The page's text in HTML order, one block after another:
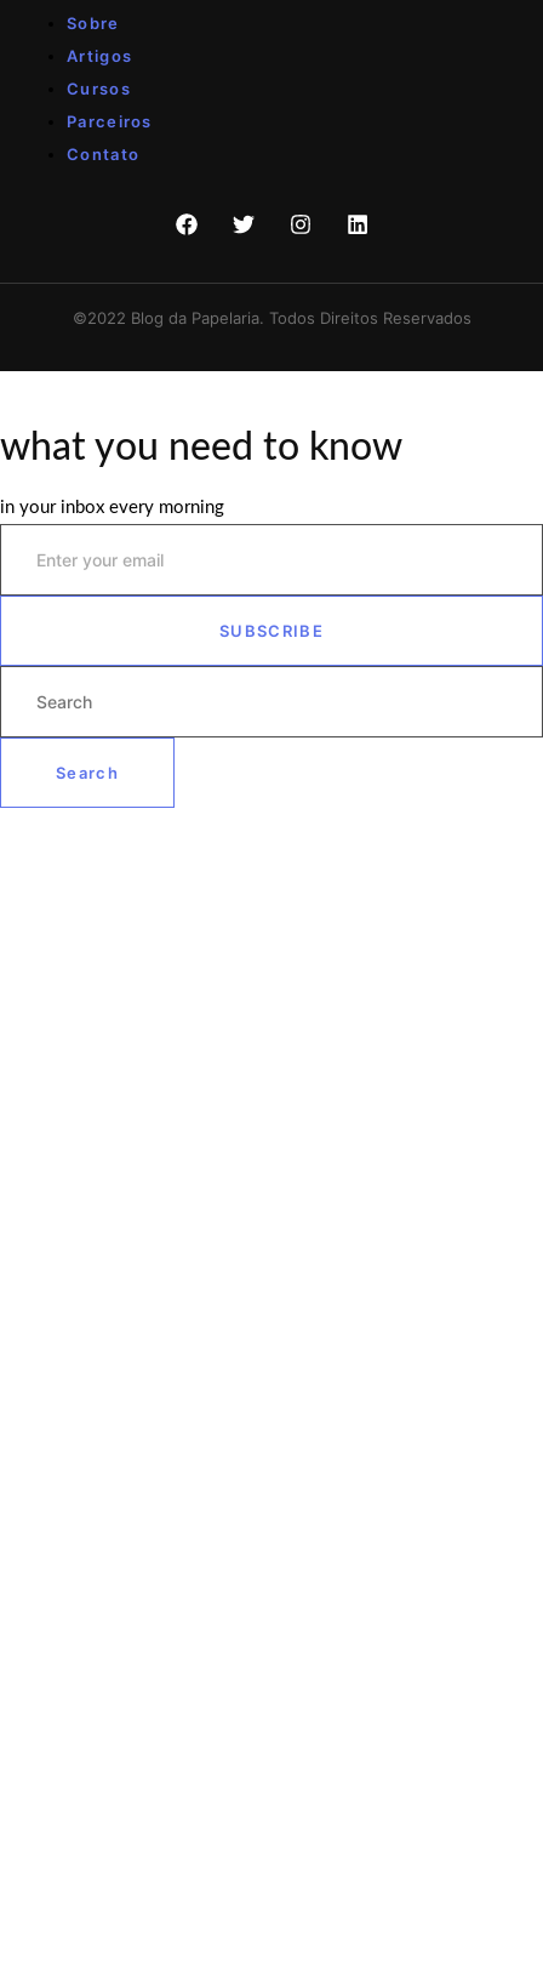
Sobre
Artigos
Cursos
Parceiros
Contato
©2022 Blog da Papelaria. Todos Direitos Reservados
what you need to know
in your inbox every morning
SUBSCRIBE
Search